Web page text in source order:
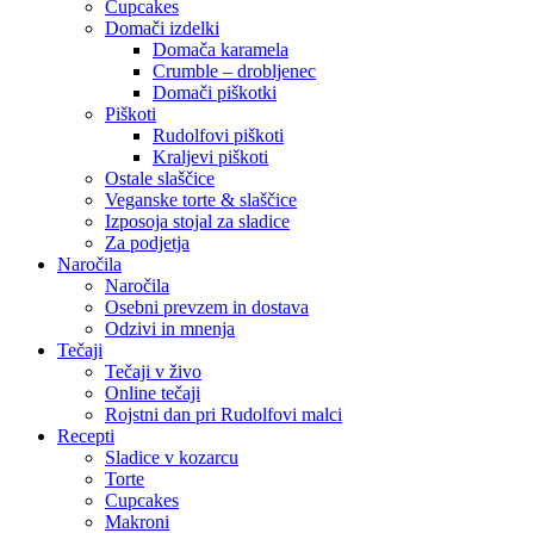
Cupcakes
Domači izdelki
Domača karamela
Crumble – drobljenec
Domači piškotki
Piškoti
Rudolfovi piškoti
Kraljevi piškoti
Ostale slaščice
Veganske torte & slaščice
Izposoja stojal za sladice
Za podjetja
Naročila
Naročila
Osebni prevzem in dostava
Odzivi in mnenja
Tečaji
Tečaji v živo
Online tečaji
Rojstni dan pri Rudolfovi malci
Recepti
Sladice v kozarcu
Torte
Cupcakes
Makroni